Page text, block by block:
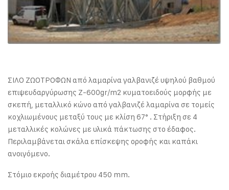
ΣΙΛΟ ΖΩΟΤΡΟΦΩΝ από λαμαρίνα γαλβανιζέ υψηλού βαθμού
επιψευδαργύρωσης Ζ-600gr/m2 κυματοειδούς μορφής με
σκεπή, μεταλλικό κώνο από γαλβανιζέ λαμαρίνα σε τομείς
κοχλιωμένους μεταξύ τους με κλίση 67° . Στήριξη σε 4
μεταλλικές κολώνες με υλικά πάκτωσης στο έδαφος.
Περιλαμβάνεται σκάλα επίσκεψης οροφής και καπάκι
ανοιγόμενο.
Στόμιο εκροής διαμέτρου 450 mm.